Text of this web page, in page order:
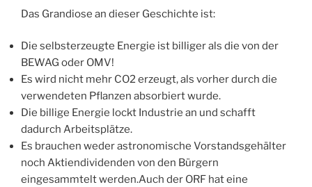
Das Grandiose an dieser Geschichte ist:
Die selbsterzeugte Energie ist billiger als die von der
BEWAG oder OMV!
Es wird nicht mehr CO2 erzeugt, als vorher durch die
verwendeten Pflanzen absorbiert wurde.
Die billige Energie lockt Industrie an und schafft
dadurch Arbeitsplätze.
Es brauchen weder astronomische Vorstandsgehälter
noch Aktiendividenden von den Bürgern
eingesammtelt werden.Auch der ORF hat eine